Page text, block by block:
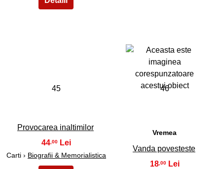
45
Provocarea inaltimilor
44 ,00
Carti › Biografii & Memorialistica
46
Vremea
Vanda povesteste
18,00